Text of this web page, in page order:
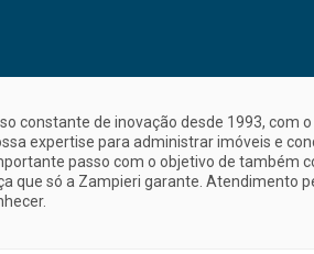
constante de inovação desde 1993, com
expertise para administrar imóveis e
passo com o objetivo de também
que só a Zampieri garante. Atendimento